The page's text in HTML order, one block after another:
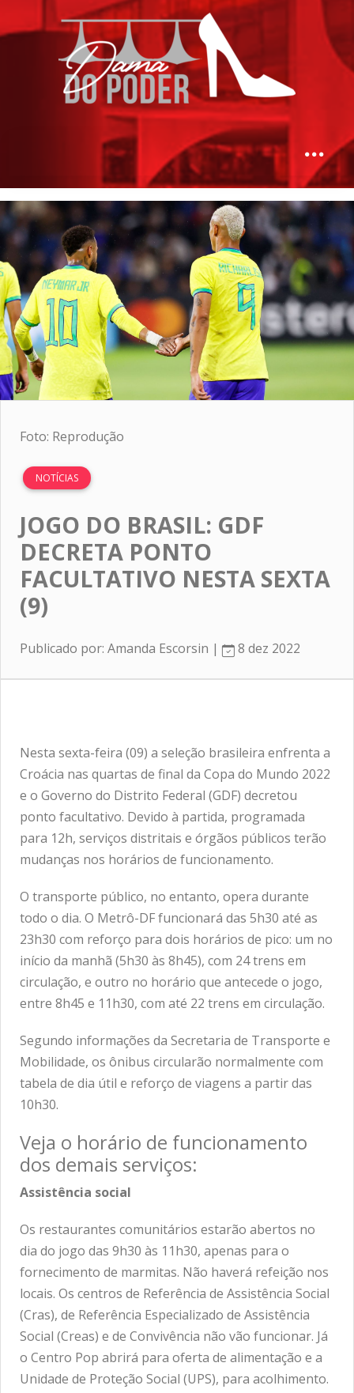
Foto: Reprodução
NOTÍCIAS
JOGO DO BRASIL: GDF
DECRETA PONTO
FACULTATIVO NESTA SEXTA
(9)
Publicado por: Amanda Escorsin | 8 dez 2022
Nesta sexta-feira (09) a seleção brasileira enfrenta a
Croácia nas quartas de final da Copa do Mundo 2022
e o Governo do Distrito Federal (GDF) decretou
ponto facultativo. Devido à partida, programada
para 12h, serviços distritais e órgãos públicos terão
mudanças nos horários de funcionamento.
O transporte público, no entanto, opera durante
todo o dia. O Metrô-DF funcionará das 5h30 até as
23h30 com reforço para dois horários de pico: um no
início da manhã (5h30 às 8h45), com 24 trens em
circulação, e outro no horário que antecede o jogo,
entre 8h45 e 11h30, com até 22 trens em circulação.
Segundo informações da Secretaria de Transporte e
Mobilidade, os ônibus circularão normalmente com
tabela de dia útil e reforço de viagens a partir das
10h30.
Veja o horário de funcionamento
dos demais serviços:
Assistência social
Os restaurantes comunitários estarão abertos no
dia do jogo das 9h30 às 11h30, apenas para o
fornecimento de marmitas. Não haverá refeição nos
locais. Os centros de Referência de Assistência Social
(Cras), de Referência Especializado de Assistência
Social (Creas) e de Convivência não vão funcionar. Já
o Centro Pop abrirá para oferta de alimentação e a
Unidade de Proteção Social (UPS), para acolhimento.